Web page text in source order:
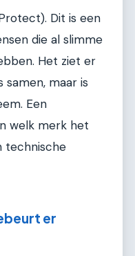
Dit is een
die al slimme
Het ziet er
maar is
Een
welk merk het
technische
er